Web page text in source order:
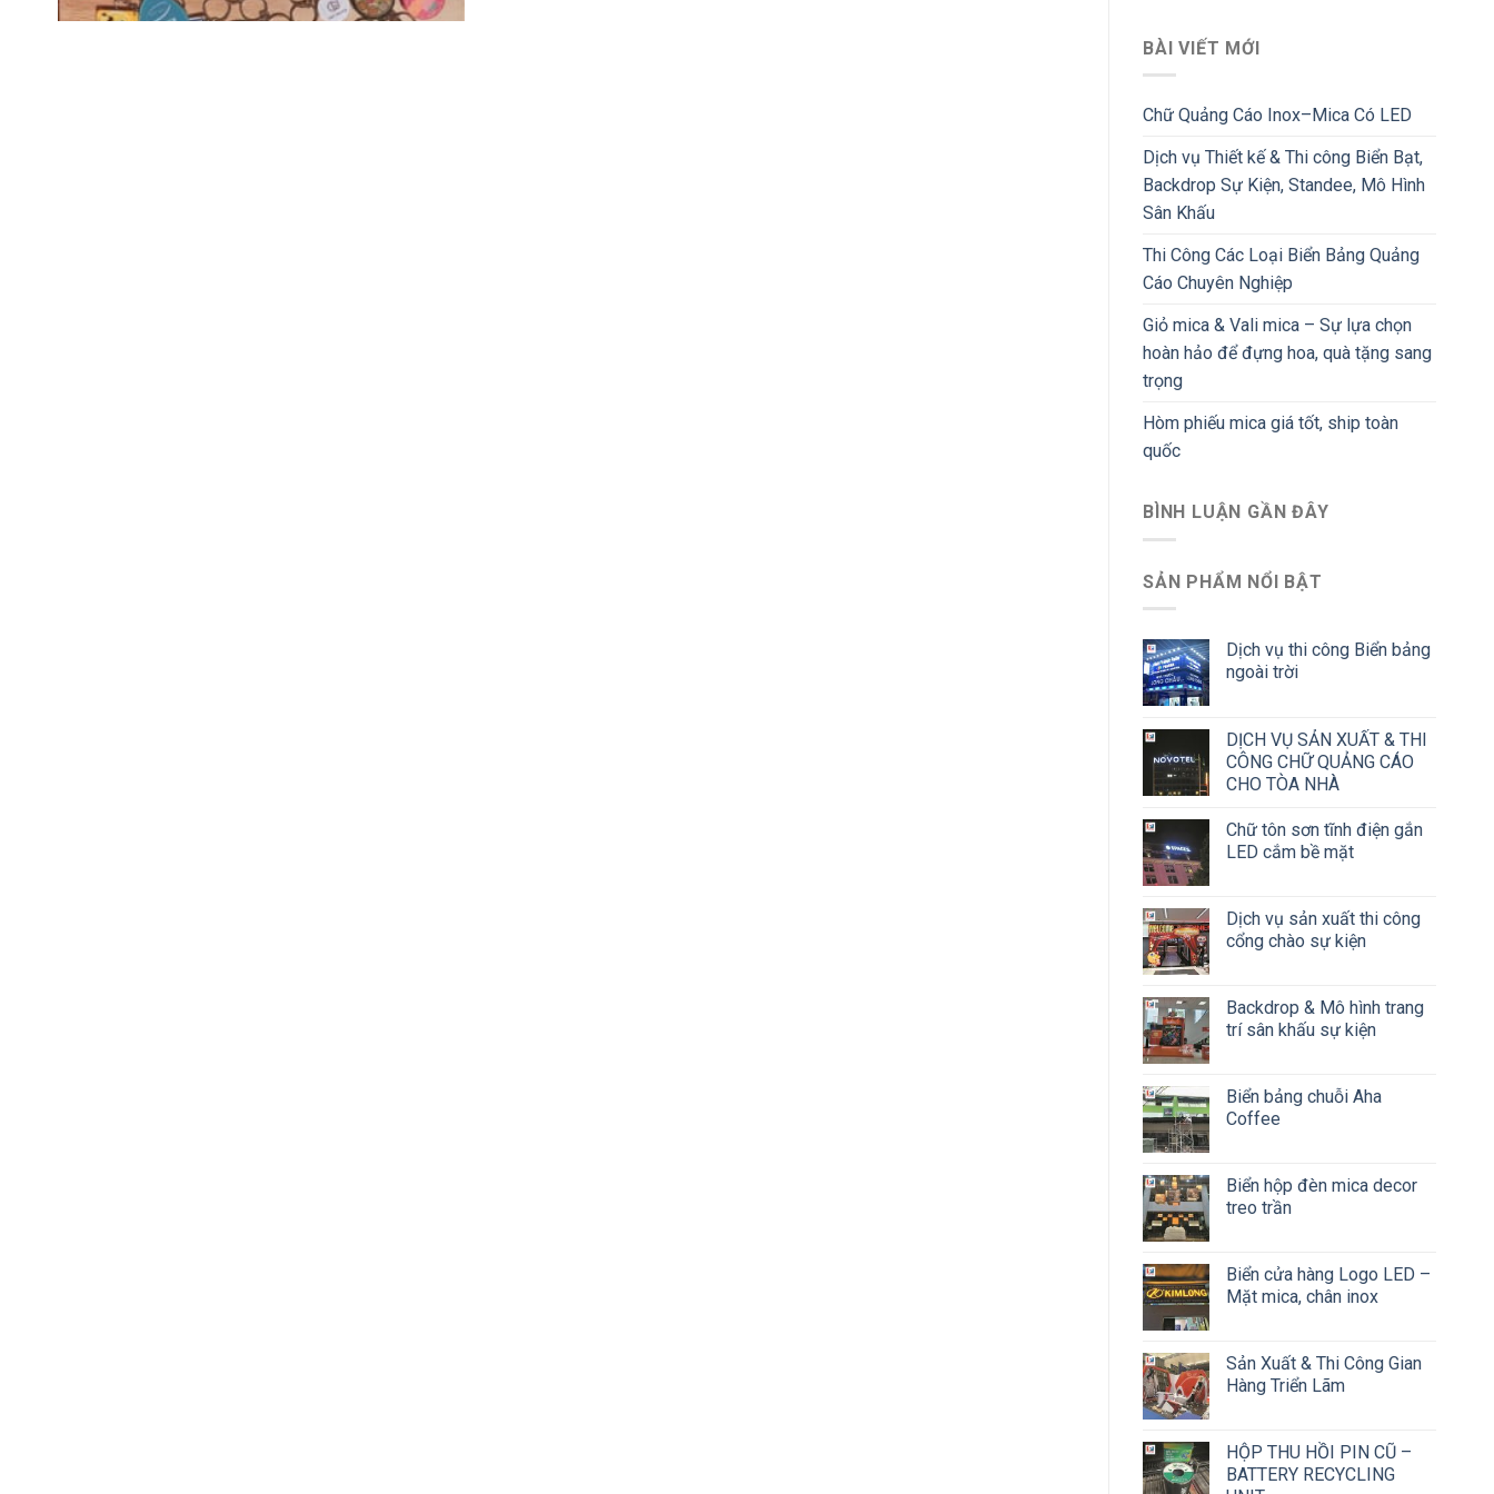
BÀI VIẾT MỚI
Chữ Quảng Cáo Inox–Mica Có LED
Dịch vụ Thiết kế & Thi công Biển Bạt,
Backdrop Sự Kiện, Standee, Mô Hình
Sân Khấu
Thi Công Các Loại Biển Bảng Quảng
Cáo Chuyên Nghiệp
Giỏ mica & Vali mica – Sự lựa chọn
hoàn hảo để đựng hoa, quà tặng sang
trọng
Hòm phiếu mica giá tốt, ship toàn
quốc
BÌNH LUẬN GẦN ĐÂY
SẢN PHẨM NỔI BẬT
Dịch vụ thi công Biển bảng
ngoài trời
DỊCH VỤ SẢN XUẤT & THI
CÔNG CHỮ QUẢNG CÁO
CHO TÒA NHÀ
Chữ tôn sơn tĩnh điện gắn
LED cắm bề mặt
Dịch vụ sản xuất thi công
cổng chào sự kiện
Backdrop & Mô hình trang
trí sân khấu sự kiện
Biển bảng chuỗi Aha
Coffee
Biển hộp đèn mica decor
treo trần
Biển cửa hàng Logo LED –
Mặt mica, chân inox
Sản Xuất & Thi Công Gian
Hàng Triển Lãm
HỘP THU HỒI PIN CŨ –
BATTERY RECYCLING